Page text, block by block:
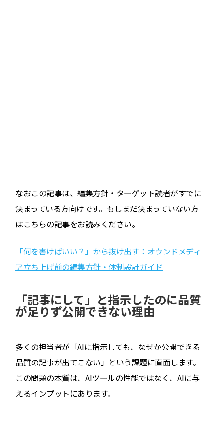
なおこの記事は、編集方針・ターゲット読者がすでに
決まっている方向けです。もしまだ決まっていない方
はこちらの記事をお読みください。
「何を書けばいい？」から抜け出す：オウンドメディ
ア立ち上げ前の編集方針・体制設計ガイド
「記事にして」と指示したのに品質
が足りず公開できない理由
多くの担当者が「AIに指示しても、なぜか公開できる
品質の記事が出てこない」という課題に直面します。
この問題の本質は、AIツールの性能ではなく、AIに与
えるインプットにあります。